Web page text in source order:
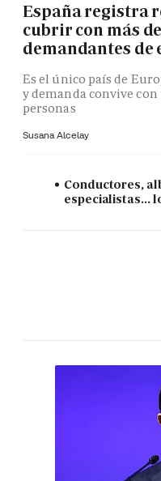
España registra
cubrir con más
demandantes de
Es el único país de
y demanda convive
personas
Susana Alcelay
Conductores,
especialistas...